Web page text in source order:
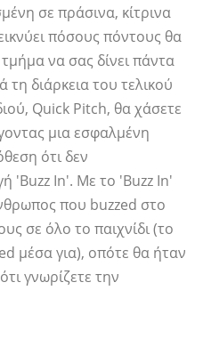
σε πράσινα, κίτρινα
πόσους πόντους θα
να σας δίνει πάντα
διάρκεια του τελικού
Quick Pitch, θα χάσετε
μια εσφαλμένη
ότι δεν
'Buzz In'. Με το 'Buzz In'
που buzzed στο
σε όλο το παιχνίδι (το
μέσα για), οπότε θα ήταν
γνωρίζετε την